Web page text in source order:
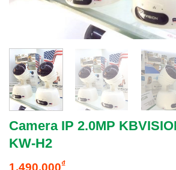
Camera IP 2.0MP
KW-H2
1.490.000₫